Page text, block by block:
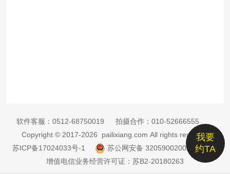
我要
约TA
软件客服： 0512-68750019 拍摄合作： 010-52666555
Copyright © 2017-2026 pailixiang.com All rights reserved
苏ICP备17024033号-1
苏公网安备 32059002002885号
增值电信业务经营许可证：苏B2-20180263